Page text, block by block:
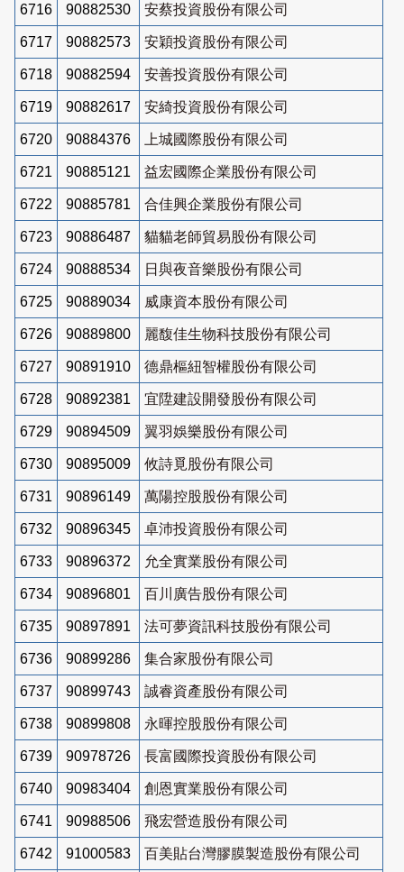
6716 90882530 安蔡投資股份有限公司
6717 90882573 安穎投資股份有限公司
6718 90882594 安善投資股份有限公司
6719 90882617 安綺投資股份有限公司
6720 90884376 上城國際股份有限公司
6721 90885121 益宏國際企業股份有限公司
6722 90885781 合佳興企業股份有限公司
6723 90886487 貓貓老師貿易股份有限公司
6724 90888534 日與夜音樂股份有限公司
6725 90889034 威康資本股份有限公司
6726 90889800 麗馥佳生物科技股份有限公司
6727 90891910 德鼎樞紐智權股份有限公司
6728 90892381 宜陞建設開發股份有限公司
6729 90894509 翼羽娛樂股份有限公司
6730 90895009 攸詩覓股份有限公司
6731 90896149 萬陽控股股份有限公司
6732 90896345 卓沛投資股份有限公司
6733 90896372 允全實業股份有限公司
6734 90896801 百川廣告股份有限公司
6735 90897891 法可夢資訊科技股份有限公司
6736 90899286 集合家股份有限公司
6737 90899743 誠睿資產股份有限公司
6738 90899808 永暉控股股份有限公司
6739 90978726 長富國際投資股份有限公司
6740 90983404 創恩實業股份有限公司
6741 90988506 飛宏營造股份有限公司
6742 91000583 百美貼台灣膠膜製造股份有限公司